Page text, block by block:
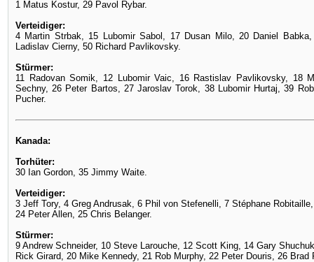
1 Matus Kostur, 29 Pavol Rybar.
Verteidiger:
4 Martin Strbak, 15 Lubomir Sabol, 17 Dusan Milo, 20 Daniel
Ladislav Cierny, 50 Richard Pavlikovsky.
Stürmer:
11 Radovan Somik, 12 Lubomir Vaic, 16 Rastislav Pavlikovsky, 18
Sechny, 26 Peter Bartos, 27 Jaroslav Torok, 38 Lubomir Hurtaj, 39
Pucher.
Kanada:
Torhüter:
30 Ian Gordon, 35 Jimmy Waite.
Verteidiger:
3 Jeff Tory, 4 Greg Andrusak, 6 Phil von Stefenelli, 7 Stéphane
24 Peter Allen, 25 Chris Belanger.
Stürmer:
9 Andrew Schneider, 10 Steve Larouche, 12 Scott King, 14 Gary
Rick Girard, 20 Mike Kennedy, 21 Rob Murphy, 22 Peter Douris, 26